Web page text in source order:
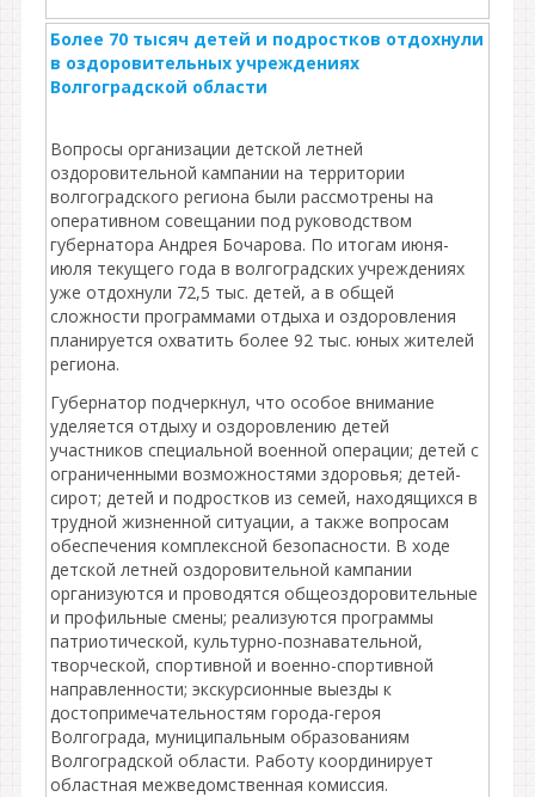
Более 70 тысяч детей и подростков отдохнули
в оздоровительных учреждениях
Волгоградской области
Вопросы организации детской летней
оздоровительной кампании на территории
волгоградского региона были рассмотрены на
оперативном совещании под руководством
губернатора Андрея Бочарова. По итогам июня-
июля текущего года в волгоградских учреждениях
уже отдохнули 72,5 тыс. детей, а в общей
сложности программами отдыха и оздоровления
планируется охватить более 92 тыс. юных жителей
региона.
Губернатор подчеркнул, что особое внимание
уделяется отдыху и оздоровлению детей
участников специальной военной операции; детей с
ограниченными возможностями здоровья; детей-
сирот; детей и подростков из семей, находящихся в
трудной жизненной ситуации, а также вопросам
обеспечения комплексной безопасности. В ходе
детской летней оздоровительной кампании
организуются и проводятся общеоздоровительные
и профильные смены; реализуются программы
патриотической, культурно-познавательной,
творческой, спортивной и военно-спортивной
направленности; экскурсионные выезды к
достопримечательностям города-героя
Волгограда, муниципальным образованиям
Волгоградской области. Работу координирует
областная межведомственная комиссия.